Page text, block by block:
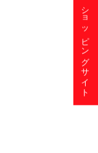
ショッピングサイト